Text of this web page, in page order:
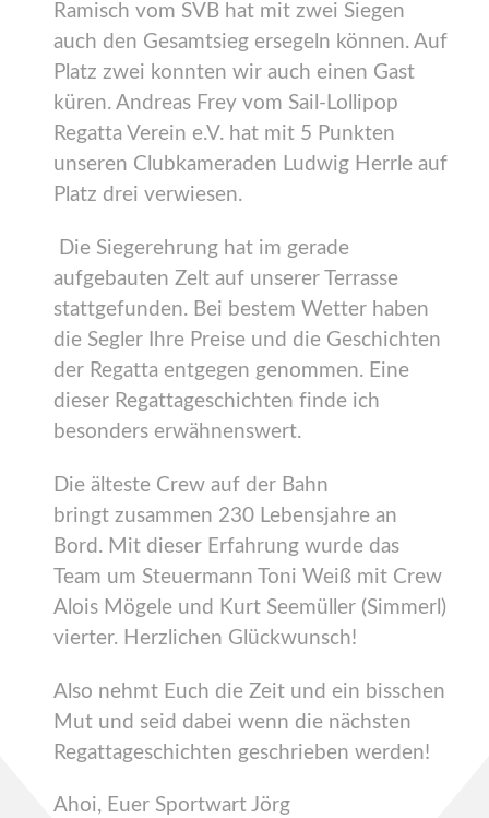
Ramisch vom SVB hat mit zwei Siegen
auch den Gesamtsieg ersegeln können. Auf
Platz zwei konnten wir auch einen Gast
küren. Andreas Frey vom Sail-Lollipop
Regatta Verein e.V. hat mit 5 Punkten
unseren Clubkameraden Ludwig Herrle auf
Platz drei verwiesen.
Die Siegerehrung hat im gerade
aufgebauten Zelt auf unserer Terrasse
stattgefunden. Bei bestem Wetter haben
die Segler Ihre Preise und die Geschichten
der Regatta entgegen genommen. Eine
dieser Regattageschichten finde ich
besonders erwähnenswert.
Die älteste Crew auf der Bahn
bringt zusammen 230 Lebensjahre an
Bord. Mit dieser Erfahrung wurde das
Team um Steuermann Toni Weiß mit Crew
Alois Mögele und Kurt Seemüller (Simmerl)
vierter. Herzlichen Glückwunsch!
Also nehmt Euch die Zeit und ein bisschen
Mut und seid dabei wenn die nächsten
Regattageschichten geschrieben werden!
Ahoi, Euer Sportwart Jörg